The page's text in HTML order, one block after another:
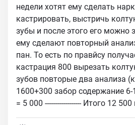
недели хотят ему сделать
кастрировать, выстричь
зубы и после этого его можно
ему сделают повторный
пан. То есть по правйсу
кастрация 800 вырезать
зубов повторые два анализа
1600+300 забор содержание
= 5 000 ------------------ Итого 12